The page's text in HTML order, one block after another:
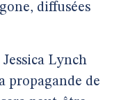
diffusées
Lynch
propagande de